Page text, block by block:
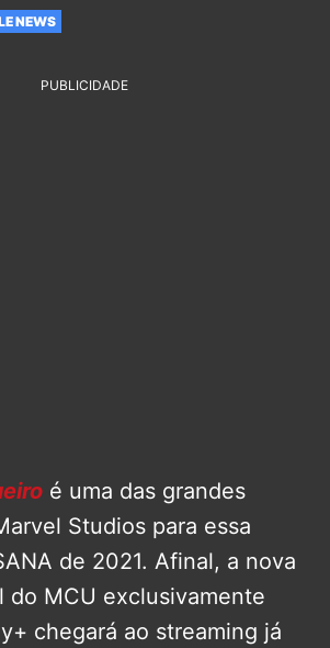
NEWS
PUBLICIDADE
é uma das grandes
Studios para essa
de 2021. Afinal, a nova
do MCU exclusivamente
chegará ao streaming já